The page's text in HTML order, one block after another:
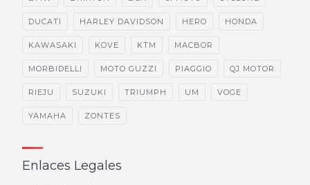
DUCATI HARLEY DAVIDSON HERO HONDA
KAWASAKI KOVE KTM MACBOR
MORBIDELLI MOTO GUZZI PIAGGIO QJ MOTOR
RIEJU SUZUKI TRIUMPH UM VOGE
YAMAHA ZONTES
Enlaces Legales